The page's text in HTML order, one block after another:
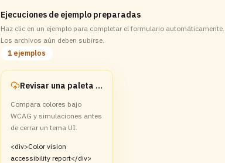
Ejecuciones de ejemplo preparadas
Haz clic en un ejemplo para completar el formulario automáticamente.
Los archivos aún deben subirse.
1 ejemplos
Revisar una paleta de boton para accesibilidad visual
Compara colores bajo
WCAG y simulaciones antes
de cerrar un tema UI.
<div>Color vision
accessibility report</div>